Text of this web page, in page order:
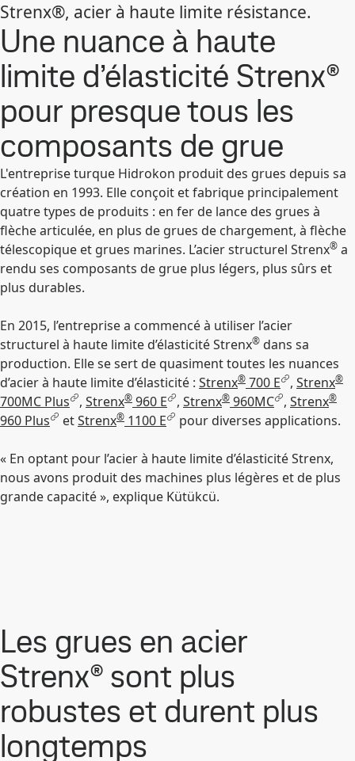
Strenx®, acier à haute limite résistance.
Une nuance à haute
limite d’élasticité Strenx®
pour presque tous les
composants de grue
L'entreprise turque Hidrokon produit des grues depuis sa
création en 1993. Elle conçoit et fabrique principalement
quatre types de produits : en fer de lance des grues à
flèche articulée, en plus de grues de chargement, à flèche
télescopique et grues marines. L’acier structurel Strenx® a
rendu ses composants de grue plus légers, plus sûrs et
plus durables.
En 2015, l’entreprise a commencé à utiliser l’acier
structurel à haute limite d’élasticité Strenx® dans sa
production. Elle se sert de quasiment toutes les nuances
d’acier à haute limite d’élasticité : Strenx® 700 E , Strenx®
700MC Plus , Strenx® 960 E , Strenx® 960MC , Strenx®
960 Plus etStrenx® 1100 E pour diverses applications.
« En optant pour l’acier à haute limite d’élasticité Strenx,
nous avons produit des machines plus légères et de plus
grande capacité », explique Kütükcü.
Les grues en acier
Strenx® sont plus
robustes et durent plus
longtemps